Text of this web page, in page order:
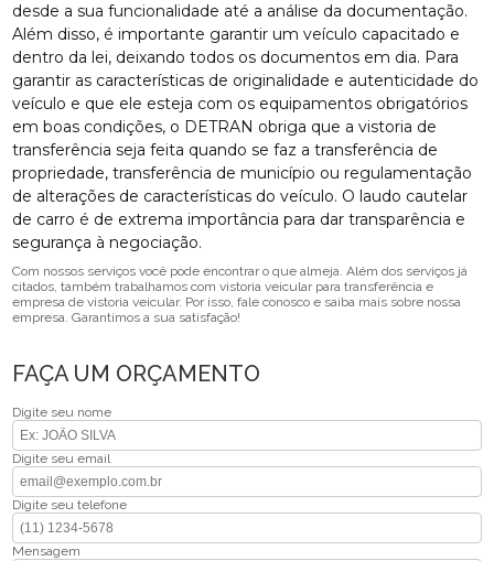
desde a sua funcionalidade até a análise da documentação.
Além disso, é importante garantir um veículo capacitado e
dentro da lei, deixando todos os documentos em dia. Para
garantir as características de originalidade e autenticidade do
veículo e que ele esteja com os equipamentos obrigatórios
em boas condições, o DETRAN obriga que a vistoria de
transferência seja feita quando se faz a transferência de
propriedade, transferência de município ou regulamentação
de alterações de características do veículo. O laudo cautelar
de carro é de extrema importância para dar transparência e
segurança à negociação.
Com nossos serviços você pode encontrar o que almeja. Além dos serviços já
citados, também trabalhamos com vistoria veicular para transferência e
empresa de vistoria veicular. Por isso, fale conosco e saiba mais sobre nossa
empresa. Garantimos a sua satisfação!
FAÇA UM ORÇAMENTO
Digite seu nome
Digite seu email
Digite seu telefone
Mensagem